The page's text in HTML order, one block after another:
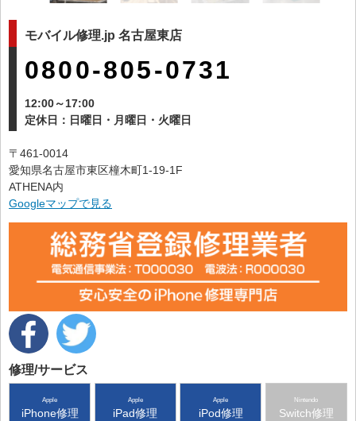
モバイル修理.jp 名古屋東店
0800-805-0731
12:00～17:00
定休日：日曜日・月曜日・火曜日
〒461-0014
愛知県名古屋市東区橦木町1-19-1F
ATHENA内
Googleマップで見る
修理/サービス
Apple
iPhone修理
Apple
iPad修理
Apple
iPod修理
Nintendo
Switch修理